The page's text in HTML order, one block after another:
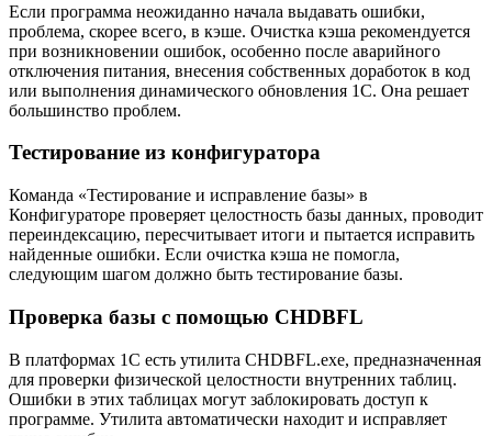
Если программа неожиданно начала выдавать ошибки,
проблема, скорее всего, в кэше. Очистка кэша рекомендуется
при возникновении ошибок, особенно после аварийного
отключения питания, внесения собственных доработок в код
или выполнения динамического обновления 1С. Она решает
большинство проблем.
Тестирование из конфигуратора
Команда «Тестирование и исправление базы» в
Конфигураторе проверяет целостность базы данных, проводит
переиндексацию, пересчитывает итоги и пытается исправить
найденные ошибки. Если очистка кэша не помогла,
следующим шагом должно быть тестирование базы.
Проверка базы с помощью CHDBFL
В платформах 1С есть утилита CHDBFL.exe, предназначенная
для проверки физической целостности внутренних таблиц.
Ошибки в этих таблицах могут заблокировать доступ к
программе. Утилита автоматически находит и исправляет